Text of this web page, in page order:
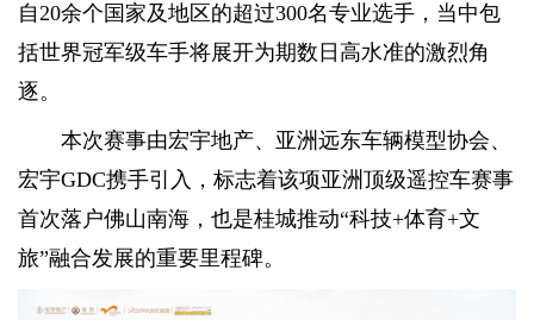
自20余个国家及地区的超过300名专业选手，当中包
括世界冠军级车手将展开为期数日高水准的激烈角
逐。
本次赛事由宏宇地产、亚洲远东车辆模型协会、
宏宇GDC携手引入，标志着该项亚洲顶级遥控车赛事
首次落户佛山南海，也是桂城推动“科技+体育+文
旅”融合发展的重要里程碑。